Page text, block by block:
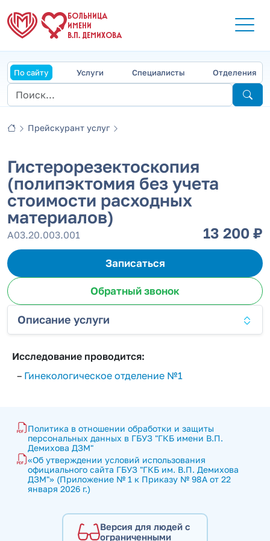
БОЛЬНИЦА
ИМЕНИ
В.П. ДЕМИХОВА
По сайту Услуги Специалисты Отделения
Прейскурант услуг
Гистерорезектоскопия
(полипэктомия без учета
стоимости расходных
материалов)
А03.20.003.001 13 200 ₽
Записаться
Обратный звонок
Описание услуги
Исследование проводится:
– Гинекологическое отделение №1
Политика в отношении обработки и защиты
персональных данных в ГБУЗ "ГКБ имени В.П.
Демихова ДЗМ"
«Об утверждении условий использования
официального сайта ГБУЗ "ГКБ им. В.П. Демихова
ДЗМ"» (Приложение № 1 к Приказу № 98А от 22
января 2026 г.)
Версия для людей с
ограниченными